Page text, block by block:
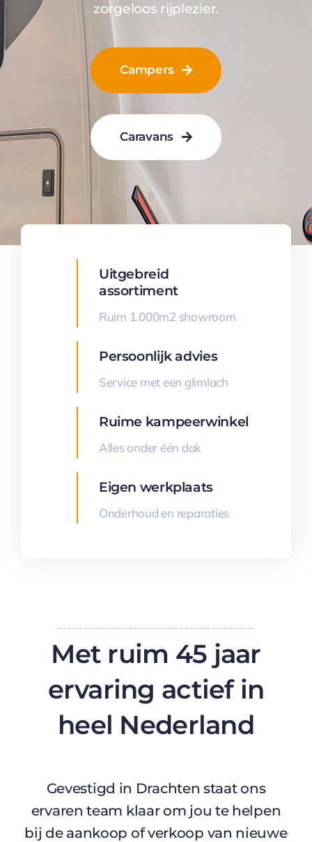
zorgeloos rijplezier.
Campers
Caravans
Uitgebreid
assortiment
Ruim 1.000m2 showroom
Persoonlijk advies
Service met een glimlach
Ruime kampeerwinkel
Alles onder één dak
Eigen werkplaats
Onderhoud en reparaties
Met ruim 45 jaar
ervaring actief in
heel Nederland
Gevestigd in Drachten staat ons
ervaren team klaar om jou te helpen
bij de aankoop of verkoop van nieuwe